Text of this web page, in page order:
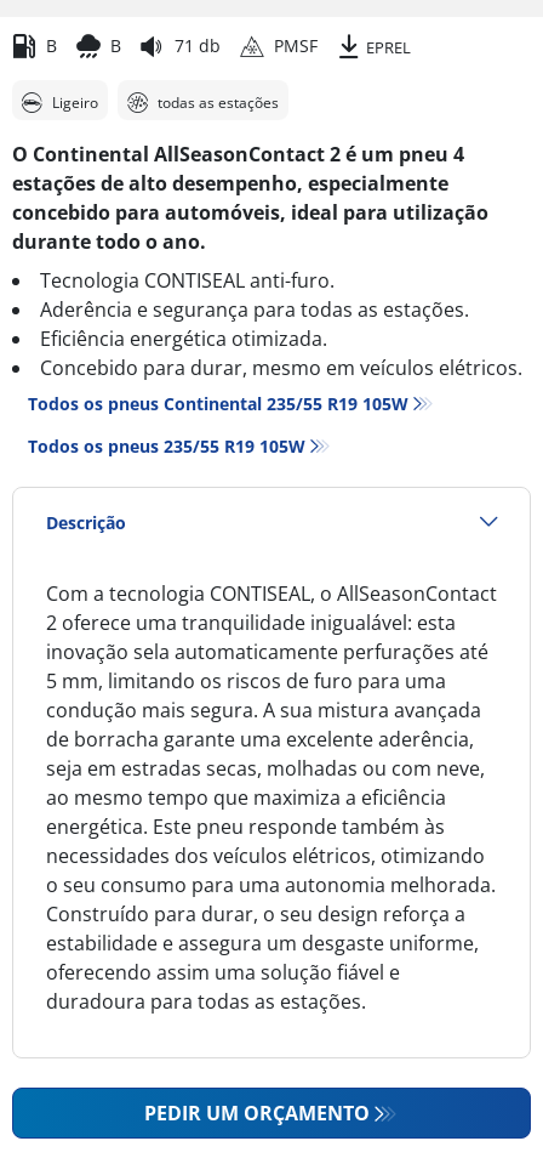
B B 71 db PMSF EPREL
Ligeiro todas as estações
O Continental AllSeasonContact 2 é um pneu 4
estações de alto desempenho, especialmente
concebido para automóveis, ideal para utilização
durante todo o ano.
Tecnologia CONTISEAL anti-furo.
Aderência e segurança para todas as estações.
Eficiência energética otimizada.
Concebido para durar, mesmo em veículos elétricos.
Todos os pneus Continental 235/55 R19 105W
Todos os pneus‎ 235/55 R19 105W
Descrição
Com a tecnologia CONTISEAL, o AllSeasonContact
2 oferece uma tranquilidade inigualável: esta
inovação sela automaticamente perfurações até
5 mm, limitando os riscos de furo para uma
condução mais segura. A sua mistura avançada
de borracha garante uma excelente aderência,
seja em estradas secas, molhadas ou com neve,
ao mesmo tempo que maximiza a eficiência
energética. Este pneu responde também às
necessidades dos veículos elétricos, otimizando
o seu consumo para uma autonomia melhorada.
Construído para durar, o seu design reforça a
estabilidade e assegura um desgaste uniforme,
oferecendo assim uma solução fiável e
duradoura para todas as estações.
PEDIR UM ORÇAMENTO